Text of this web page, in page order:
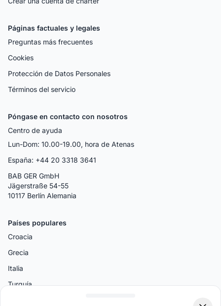
Páginas factuales y legales
Preguntas más frecuentes
Cookies
Protección de Datos Personales
Términos del servicio
Póngase en contacto con nosotros
Centro de ayuda
Lun-Dom: 10.00-19.00, hora de Atenas
España: +44 20 3318 3641
BAB GER GmbH
Jägerstraße 54-55
10117 Berlín Alemania
Países populares
Croacia
Grecia
Italia
Turquía